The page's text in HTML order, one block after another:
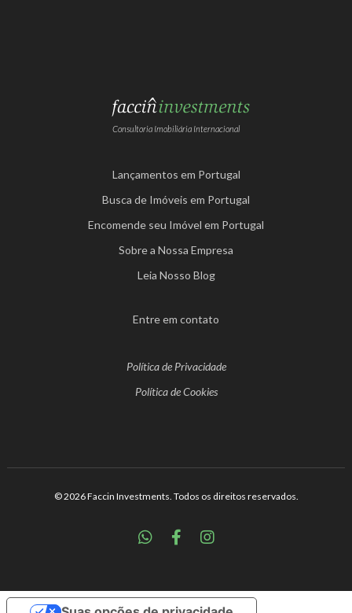
Consultoria Imobiliária Internacional
Lançamentos em Portugal
Busca de Imóveis em Portugal
Encomende seu Imóvel em Portugal
Sobre a Nossa Empresa
Leia Nosso Blog
Entre em contato
Política de Privacidade
Política de Cookies
© 2026 Faccin Investments. Todos os direitos reservados.
  